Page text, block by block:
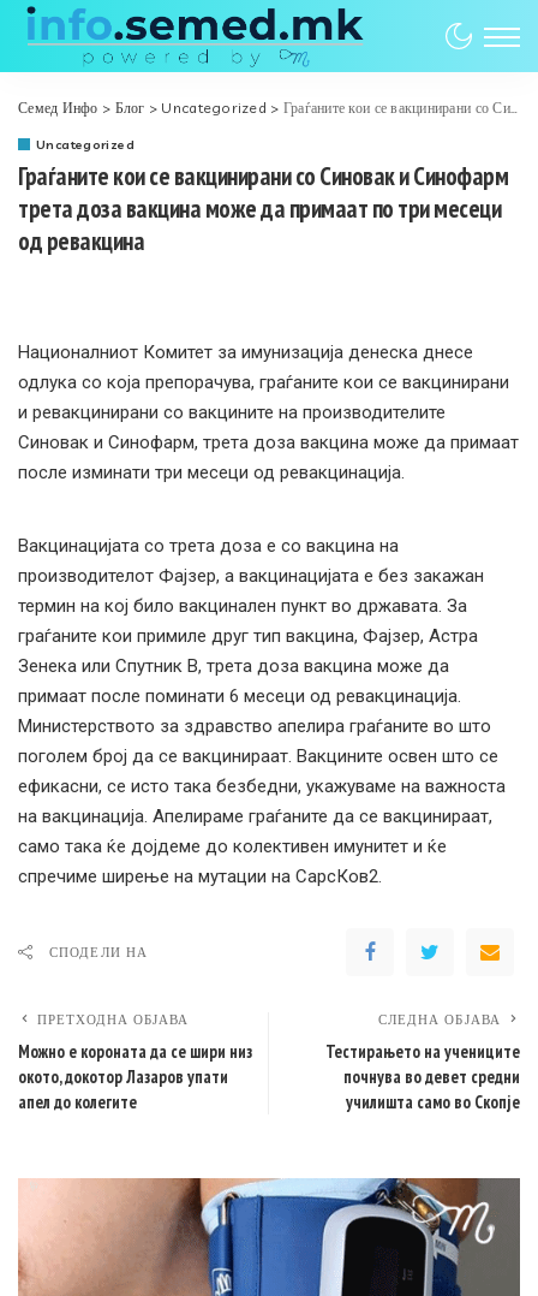
Семед Инфо > Блог > Uncategorized > Граѓаните кои се вакцинирани со Синовак и Синофарм трета доза вакцина може да примаат по три месеци од ревакцина
Uncategorized
Граѓаните кои се вакцинирани со Синовак и Синофарм
трета доза вакцина може да примаат по три месеци
од ревакцина
Националниот Комитет за имунизација денеска днесе
одлука со која препорачува, граѓаните кои се вакцинирани
и ревакцинирани со вакцините на производителите
Синовак и Синофарм, трета доза вакцина може да примаат
после изминати три месеци од ревакцинација.
Вакцинацијата со трета доза е со вакцина на
производителот Фајзер, а вакцинацијата е без закажан
термин на кој било вакцинален пункт во државата. За
граѓаните кои примиле друг тип вакцина, Фајзер, Астра
Зенека или Спутник В, трета доза вакцина може да
примаат после поминати 6 месеци од ревакцинација.
Министерството за здравство апелира граѓаните во што
поголем број да се вакцинираат. Вакцините освен што се
ефикасни, се исто така безбедни, укажуваме на важноста
на вакцинација. Апелираме граѓаните да се вакцинираат,
само така ќе дојдеме до колективен имунитет и ќе
спречиме ширење на мутации на СарсКов2.
СПОДЕЛИ НА
ПРЕТХОДНА ОБЈАВА
Можно е короната да се шири низ
окото, докотор Лазаров упати
апел до колегите
СЛЕДНА ОБЈАВА
Тестирањето на учениците
почнува во девет средни
училишта само во Скопје